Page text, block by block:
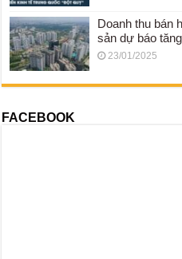
Doanh thu bán
sản dự báo
23/01/2025
FACEBOOK